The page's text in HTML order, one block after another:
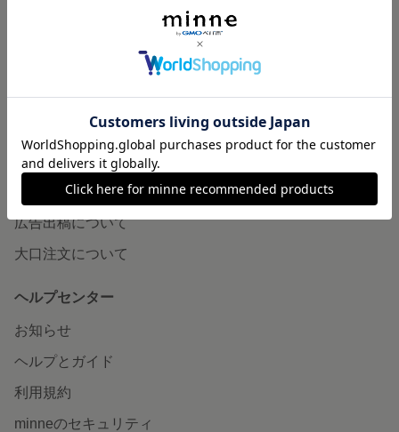
minneとものづくりと
minneの本
企業の方へ
広告出稿について
大口注文について
ヘルプセンター
お知らせ
ヘルプとガイド
利用規約
minneのセキュリティ